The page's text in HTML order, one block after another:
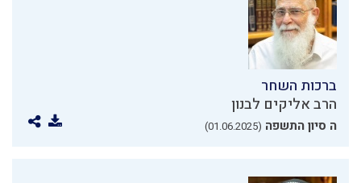
ברכות השחר
הרב אליקים לבנון
ה סיון התשפה (01.06.2025)